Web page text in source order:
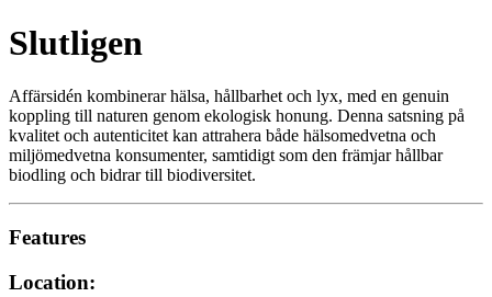
Slutligen
Affärsidén kombinerar hälsa, hållbarhet och lyx, med en genuin
koppling till naturen genom ekologisk honung. Denna satsning på
kvalitet och autenticitet kan attrahera både hälsomedvetna och
miljömedvetna konsumenter, samtidigt som den främjar hållbar
biodling och bidrar till biodiversitet.
Features
Location: